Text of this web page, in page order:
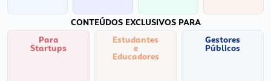
CONTEÚDOS EXCLUSIVOS PARA
Para
Startups
Estudantes
e
Educadores
Gestores
Públicos